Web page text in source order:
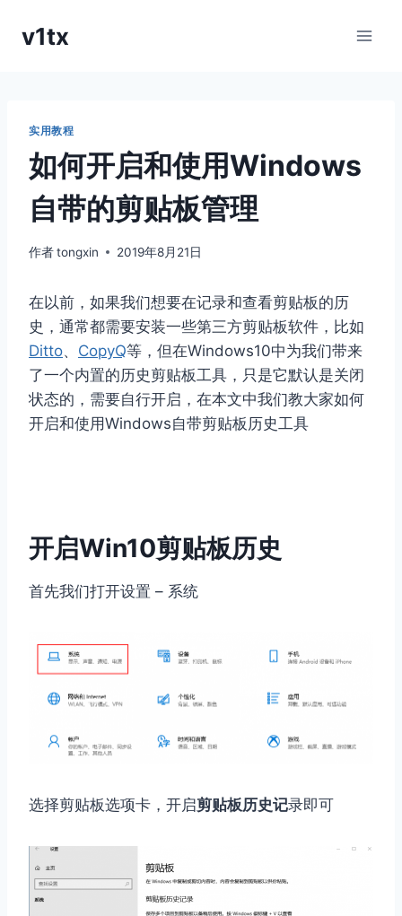
v1tx
实用教程
如何开启和使用Windows
自带的剪贴板管理
作者tongxin 2019年8月21日
在以前，如果我们想要在记录和查看剪贴板的历
史，通常都需要安装一些第三方剪贴板软件，比如
Ditto、 CopyQ等，但在Windows10中为我们带来
了一个内置的历史剪贴板工具，只是它默认是关闭
状态的，需要自行开启，在本文中我们教大家如何
开启和使用Windows自带剪贴板历史工具
开启Win10剪贴板历史
首先我们打开设置 – 系统
选择剪贴板选项卡，开启剪贴板历史记录即可